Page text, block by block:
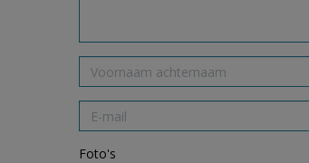
Foto's